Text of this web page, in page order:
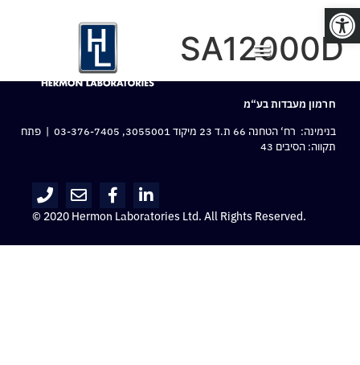
פתח סרגל נגישות
SA12000D
חרמון מעבדות בע“מ
בנימינה: רח‘ הטחנה 66 ת.ד 23 מיקוד 3055001,
03-376-7405 | פתח
תקווה: הסיבים 43
© 2020 Hermon Laboratories Ltd. All Rights Reserved.